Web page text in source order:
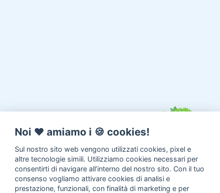
Noi ♥️ amiamo i 🍪 cookies!
Sul nostro sito web vengono utilizzati cookies, pixel e
altre tecnologie simili. Utilizziamo cookies necessari per
consentirti di navigare all’interno del nostro sito. Con il tuo
consenso vogliamo attivare cookies di analisi e
prestazione, funzionali, con finalità di marketing e per